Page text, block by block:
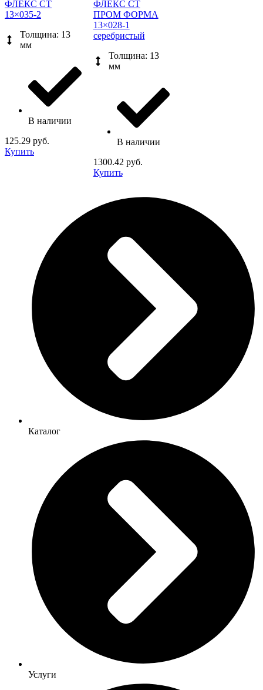
ФЛЕКС СТ
13×035-2
Толщина: 13
мм
В наличии
125.29 руб.
Купить
ФЛЕКС СТ
ПРОМ ФОРМА
13×028-1
серебристый
Толщина: 13
мм
В наличии
1300.42 руб.
Купить
Каталог
Услуги